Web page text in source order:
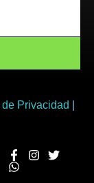
Privacidad